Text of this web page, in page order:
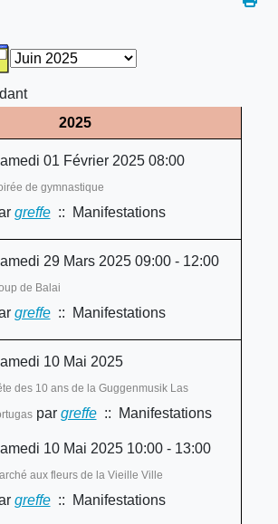
2025
01 Février 2025 08:00
de gymnastique
greffe:: Manifestations
29 Mars 2025 09:00 - 12:00
de Balai
greffe:: Manifestations
10 Mai 2025
des 10 ans de la Guggenmusik Las
par greffe:: Manifestations
10 Mai 2025 10:00 - 13:00
aux fleurs de la Vieille Ville
greffe:: Manifestations